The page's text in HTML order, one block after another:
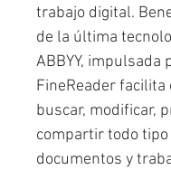
trabajo digital.
de la última
ABBYY, impulsada
FineReader facilita
buscar, modificar,
compartir todo tipo
documentos y